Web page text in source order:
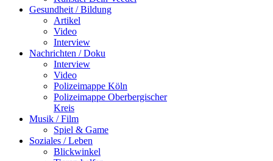
Gesundheit / Bildung
Artikel
Video
Interview
Nachrichten / Doku
Interview
Video
Polizeimappe Köln
Polizeimappe Oberbergischer
Kreis
Musik / Film
Spiel & Game
Soziales / Leben
Blickwinkel